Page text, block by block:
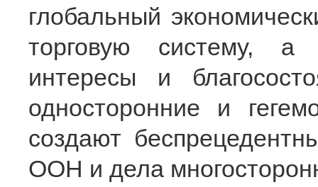
глобальный
торговую систему, а
интересы и
односторонние и
создают
ООН и дела